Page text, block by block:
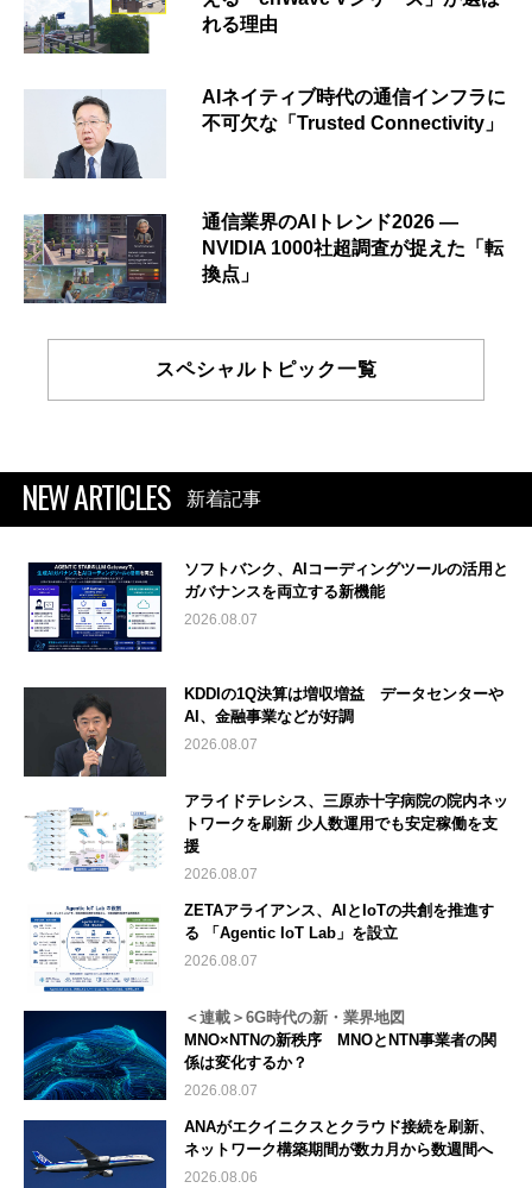
れる理由
AIネイティブ時代の通信インフラに
不可欠な「Trusted Connectivity」
通信業界のAIトレンド2026 ―
NVIDIA 1000社超調査が捉えた「転
換点」
スペシャルトピック一覧
NEW ARTICLES 新着記事
ソフトバンク、AIコーディングツールの活用と
ガバナンスを両立する新機能
2026.08.07
KDDIの1Q決算は増収増益 データセンターや
AI、金融事業などが好調
2026.08.07
アライドテレシス、三原赤十字病院の院内ネッ
トワークを刷新 少人数運用でも安定稼働を支
援
2026.08.07
ZETAアライアンス、AIとIoTの共創を推進す
る 「Agentic IoT Lab」を設立
2026.08.07
＜連載＞6G時代の新・業界地図
MNO×NTNの新秩序 MNOとNTN事業者の関
係は変化するか？
2026.08.07
ANAがエクイニクスとクラウド接続を刷新、
ネットワーク構築期間が数カ月から数週間へ
2026.08.06